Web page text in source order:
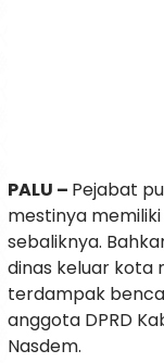
PALU – Pejabat
mestinya
sebaliknya.
dinas keluar kota
terdampak
anggota DPRD
Nasdem.